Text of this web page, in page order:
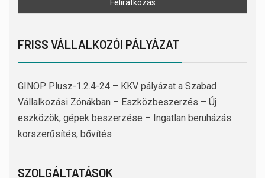
FRISS VÁLLALKOZÓI PÁLYÁZAT
GINOP Plusz-1.2.4-24 – KKV pályázat a Szabad
Vállalkozási Zónákban – Eszközbeszerzés – Új
eszközök, gépek beszerzése – Ingatlan beruházás:
korszerűsítés, bővítés
SZOLGÁLTATÁSOK